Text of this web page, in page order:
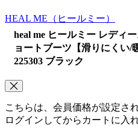
HEAL ME （ヒールミー）
heal me ヒールミー レディ
ョートブーツ【滑りにくい/
225303 ブラック
こちらは、会員価格が設定さ
ログインしてからカートに入